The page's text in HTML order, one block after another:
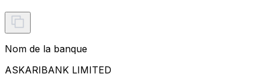
Nom de la banque
ASKARIBANK LIMITED